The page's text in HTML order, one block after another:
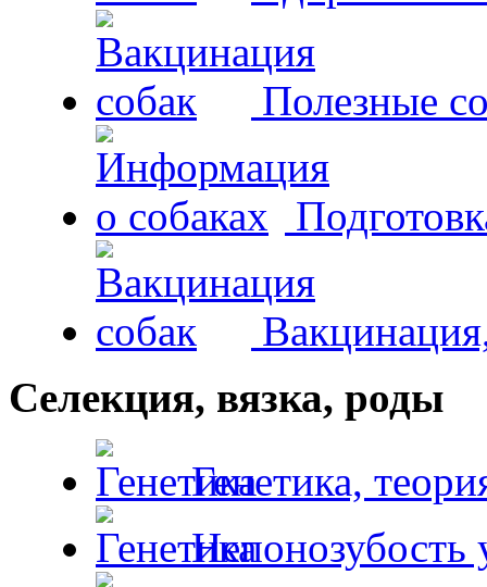
Полезные
Селекция, вязка, роды
Генетика,
Непонозубость